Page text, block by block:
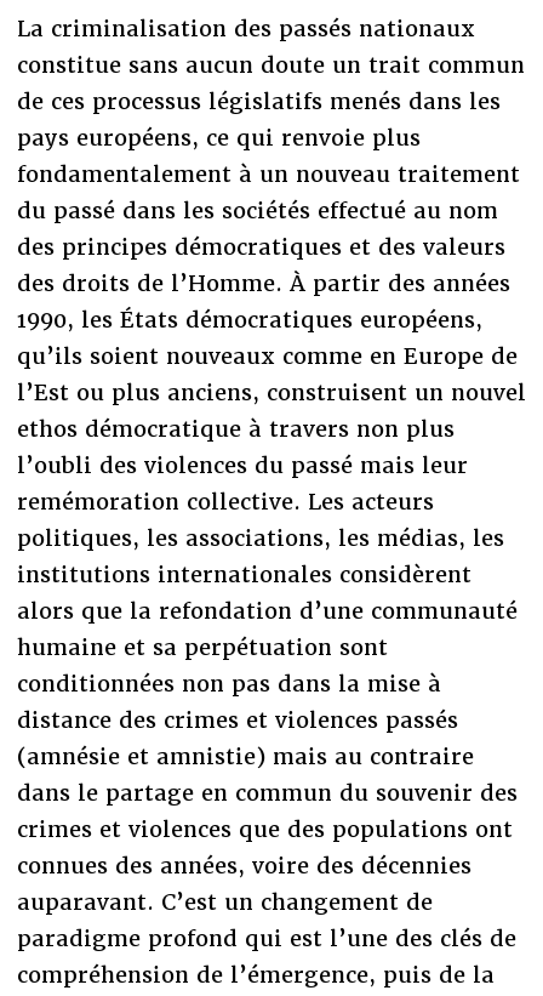
La criminalisation des passés nationaux
constitue sans aucun doute un trait commun
de ces processus législatifs menés dans les
pays européens, ce qui renvoie plus
fondamentalement à un nouveau traitement
du passé dans les sociétés effectué au nom
des principes démocratiques et des valeurs
des droits de l’Homme. À partir des années
1990, les États démocratiques européens,
qu’ils soient nouveaux comme en Europe de
l’Est ou plus anciens, construisent un nouvel
ethos démocratique à travers non plus
l’oubli des violences du passé mais leur
remémoration collective. Les acteurs
politiques, les associations, les médias, les
institutions internationales considèrent
alors que la refondation d’une communauté
humaine et sa perpétuation sont
conditionnées non pas dans la mise à
distance des crimes et violences passés
(amnésie et amnistie) mais au contraire
dans le partage en commun du souvenir des
crimes et violences que des populations ont
connues des années, voire des décennies
auparavant. C’est un changement de
paradigme profond qui est l’une des clés de
compréhension de l’émergence, puis de la